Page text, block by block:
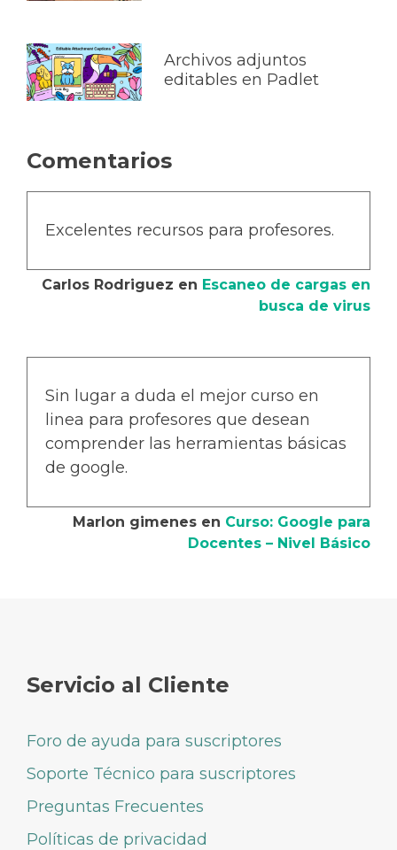
Archivos adjuntos
editables en Padlet
Comentarios
Excelentes recursos para profesores.
Carlos Rodriguez en Escaneo de cargas en
busca de virus
Sin lugar a duda el mejor curso en
linea para profesores que desean
comprender las herramientas básicas
de google.
Marlon gimenes en Curso: Google para
Docentes – Nivel Básico
Servicio al Cliente
Foro de ayuda para suscriptores
Soporte Técnico para suscriptores
Preguntas Frecuentes
Políticas de privacidad